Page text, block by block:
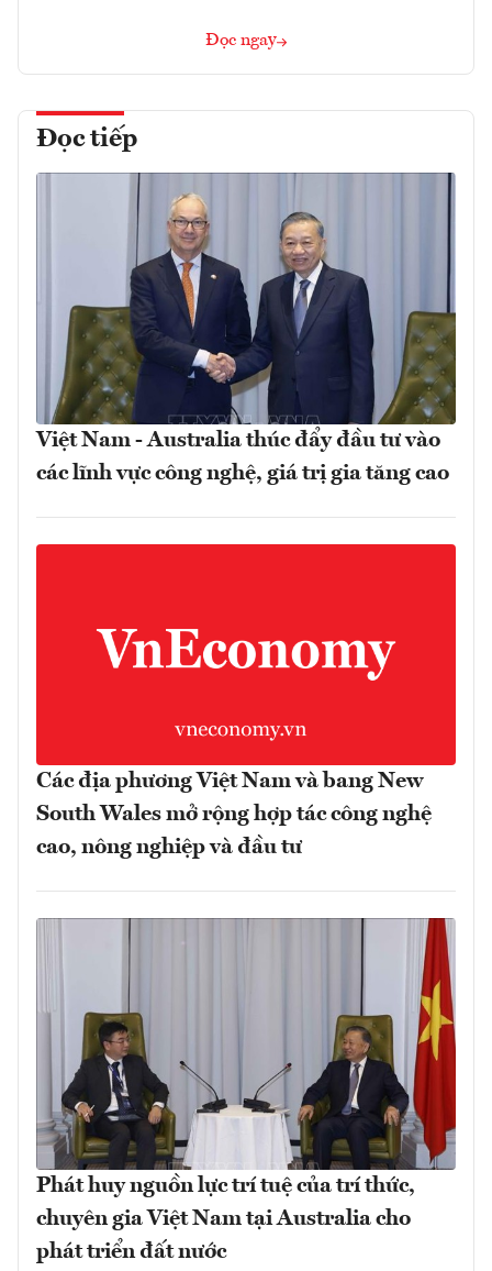
Đọc ngay
Đọc tiếp
Việt Nam - Australia thúc đẩy đầu tư vào
các lĩnh vực công nghệ, giá trị gia tăng cao
Các địa phương Việt Nam và bang New
South Wales mở rộng hợp tác công nghệ
cao, nông nghiệp và đầu tư
Phát huy nguồn lực trí tuệ của trí thức,
chuyên gia Việt Nam tại Australia cho
phát triển đất nước